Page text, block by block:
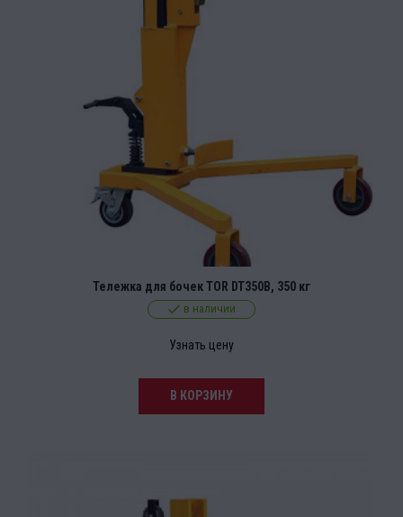
Тележка для бочек TOR DT350B, 350 кг
в наличии
Узнать цену
В КОРЗИНУ